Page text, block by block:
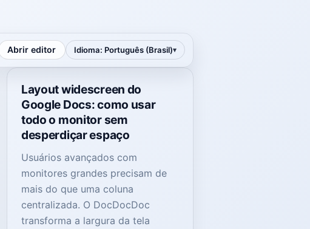
Abrir editor Idioma: Português (Brasil)
Layout widescreen do
Google Docs: como usar
todo o monitor sem
desperdiçar espaço
Usuários avançados com
monitores grandes precisam de
mais do que uma coluna
centralizada. O DocDocDoc
transforma a largura da tela